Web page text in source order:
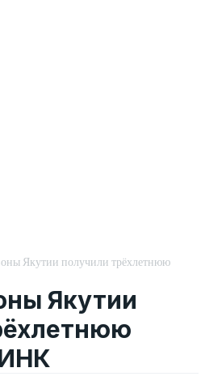
Якутии получили трёхлетнюю
Якутии